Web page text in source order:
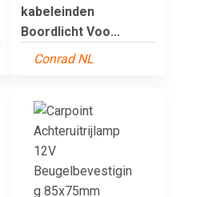
kabeleinden
Boordlicht Voo...
Conrad NL